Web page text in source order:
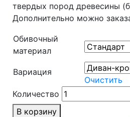
твердых пород древесины
Дополнительно можно
Обивочный
материал
Вариация
Очистить
Количество
В корзину